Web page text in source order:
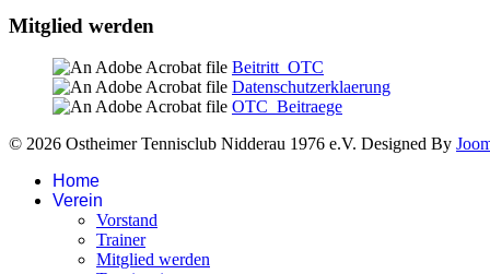
Mitglied werden
Beitritt_OTC
Datenschutzerklaerung
OTC_Beitraege
© 2026 Ostheimer Tennisclub Nidderau 1976 e.V. Designed By
Home
Verein
Vorstand
Trainer
Mitglied werden